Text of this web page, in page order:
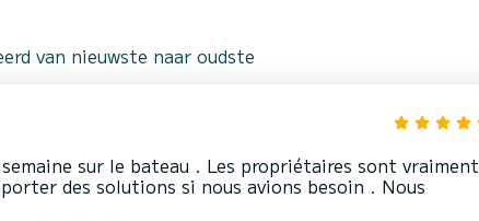
van nieuwste naar oudste
sur le bateau . Les propriétaires sont vraiment
des solutions si nous avions besoin . Nous